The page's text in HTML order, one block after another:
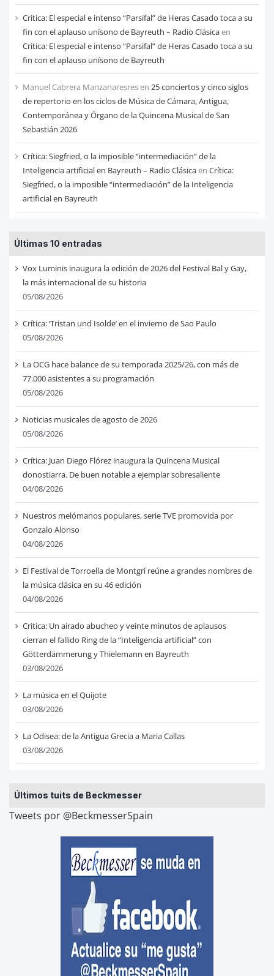
Critica: El especial e intenso “Parsifal” de Heras Casado toca a su
fin con el aplauso unísono de Bayreuth – Radio Clásicaen
Critica: El especial e intenso “Parsifal” de Heras Casado toca a su
fin con el aplauso unísono de Bayreuth
Manuel Cabrera Manzanaresresen 25 conciertos y cinco siglos
de repertorio en los ciclos de Música de Cámara, Antigua,
Contemporánea y Órgano de la Quincena Musical de San
Sebastián 2026
Crítica: Siegfried, o la imposible “intermediación” de la
Inteligencia artificial en Bayreuth – Radio Clásicaen Crítica:
Siegfried, o la imposible “intermediación” de la Inteligencia
artificial en Bayreuth
Últimas 10 entradas
Vox Luminis inaugura la edición de 2026 del Festival Bal y Gay,
la más internacional de su historia
05/08/2026
Crítica: ‘Tristan und Isolde’ en el invierno de Sao Paulo
05/08/2026
La OCG hace balance de su temporada 2025/26, con más de
77.000 asistentes a su programación
05/08/2026
Noticias musicales de agosto de 2026
05/08/2026
Crítica: Juan Diego Flórez inaugura la Quincena Musical
donostiarra. De buen notable a ejemplar sobresaliente
04/08/2026
Nuestros melómanos populares, serie TVE promovida por
Gonzalo Alonso
04/08/2026
El Festival de Torroella de Montgrí reúne a grandes nombres de
la música clásica en su 46 edición
04/08/2026
Critica: Un airado abucheo y veinte minutos de aplausos
cierran el fallido Ring de la “Inteligencia artificial” con
Götterdämmerung y Thielemann en Bayreuth
03/08/2026
La música en el Quijote
03/08/2026
La Odisea: de la Antigua Grecia a Maria Callas
03/08/2026
Últimos tuits de Beckmesser
Tweets por @BeckmesserSpain